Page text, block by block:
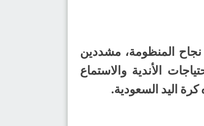
المنظومة، مشددين
الأندية والاستماع
اليد السعودية.